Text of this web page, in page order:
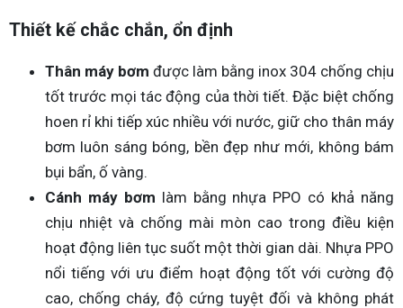
Thiết kế chắc chắn, ổn định
Thân máy bơm được làm bằng inox 304 chống chịu
tốt trước mọi tác động của thời tiết. Đặc biệt chống
hoen rỉ khi tiếp xúc nhiều với nước, giữ cho thân máy
bơm luôn sáng bóng, bền đẹp như mới, không bám
bụi bẩn, ố vàng.
Cánh máy bơm làm bằng nhựa PPO có khả năng
chịu nhiệt và chống mài mòn cao trong điều kiện
hoạt động liên tục suốt một thời gian dài. Nhựa PPO
nổi tiếng với ưu điểm hoạt động tốt với cường độ
cao, chống cháy, độ cứng tuyệt đối và không phát